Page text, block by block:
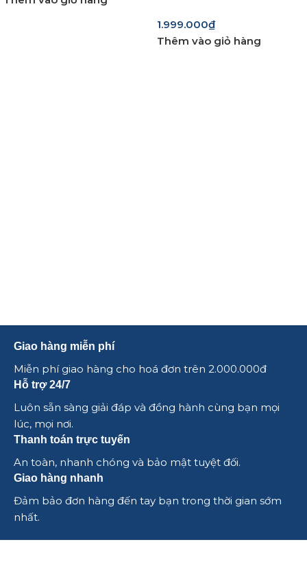
1.999.000₫
Thêm vào giỏ hàng
Giao hàng miễn phí
Miễn phí giao hàng cho hoá đơn trên 2.000.000đ
Hỗ trợ 24/7
Luôn sẵn sàng giải đáp và đồng hành cùng bạn mọi
lúc, mọi nơi.
Thanh toán trực tuyến
An toàn, nhanh chóng và bảo mật tuyệt đối.
Giao hàng nhanh
Đảm bảo đơn hàng đến tay bạn trong thời gian sớm
nhất.